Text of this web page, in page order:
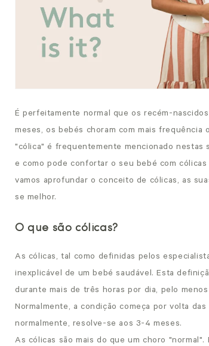
É perfeitamente normal que os recém-
meses, os bebés choram com mais
"cólica" é frequentemente mencionado nestas
e como pode confortar o seu bebé com
vamos aprofundar o conceito de cólicas, as
se melhor.
O que são cólicas?
As cólicas, tal como definidas pelos
inexplicável de um bebé saudável. Esta
durante mais de três horas por dia, pelo
Normalmente, a condição começa por volta
normalmente, resolve-se aos 3-4 meses.
As cólicas são mais do que um choro